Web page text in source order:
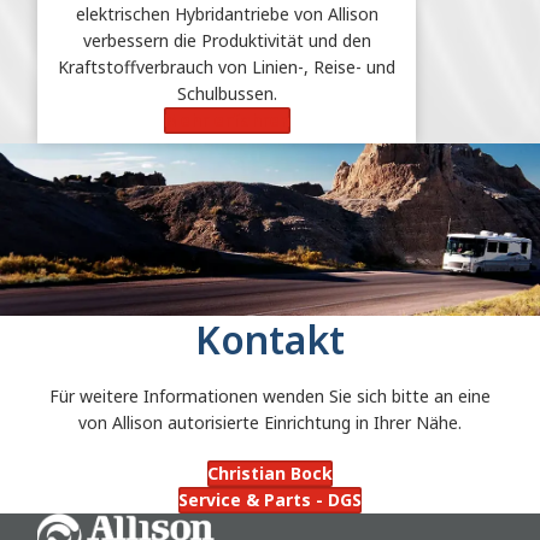
elektrischen Hybridantriebe von Allison
verbessern die Produktivität und den
Kraftstoffverbrauch von Linien-, Reise- und
Schulbussen.
Kontakt
Für weitere Informationen wenden Sie sich bitte an eine
von Allison autorisierte Einrichtung in Ihrer Nähe.
Christian Bock
Service & Parts - DGS
Go Home